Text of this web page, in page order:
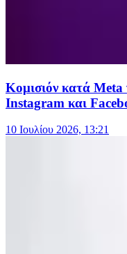
Κομισιόν κατά Meta
Instagram και
10 Ιουλίου 2026, 13:21